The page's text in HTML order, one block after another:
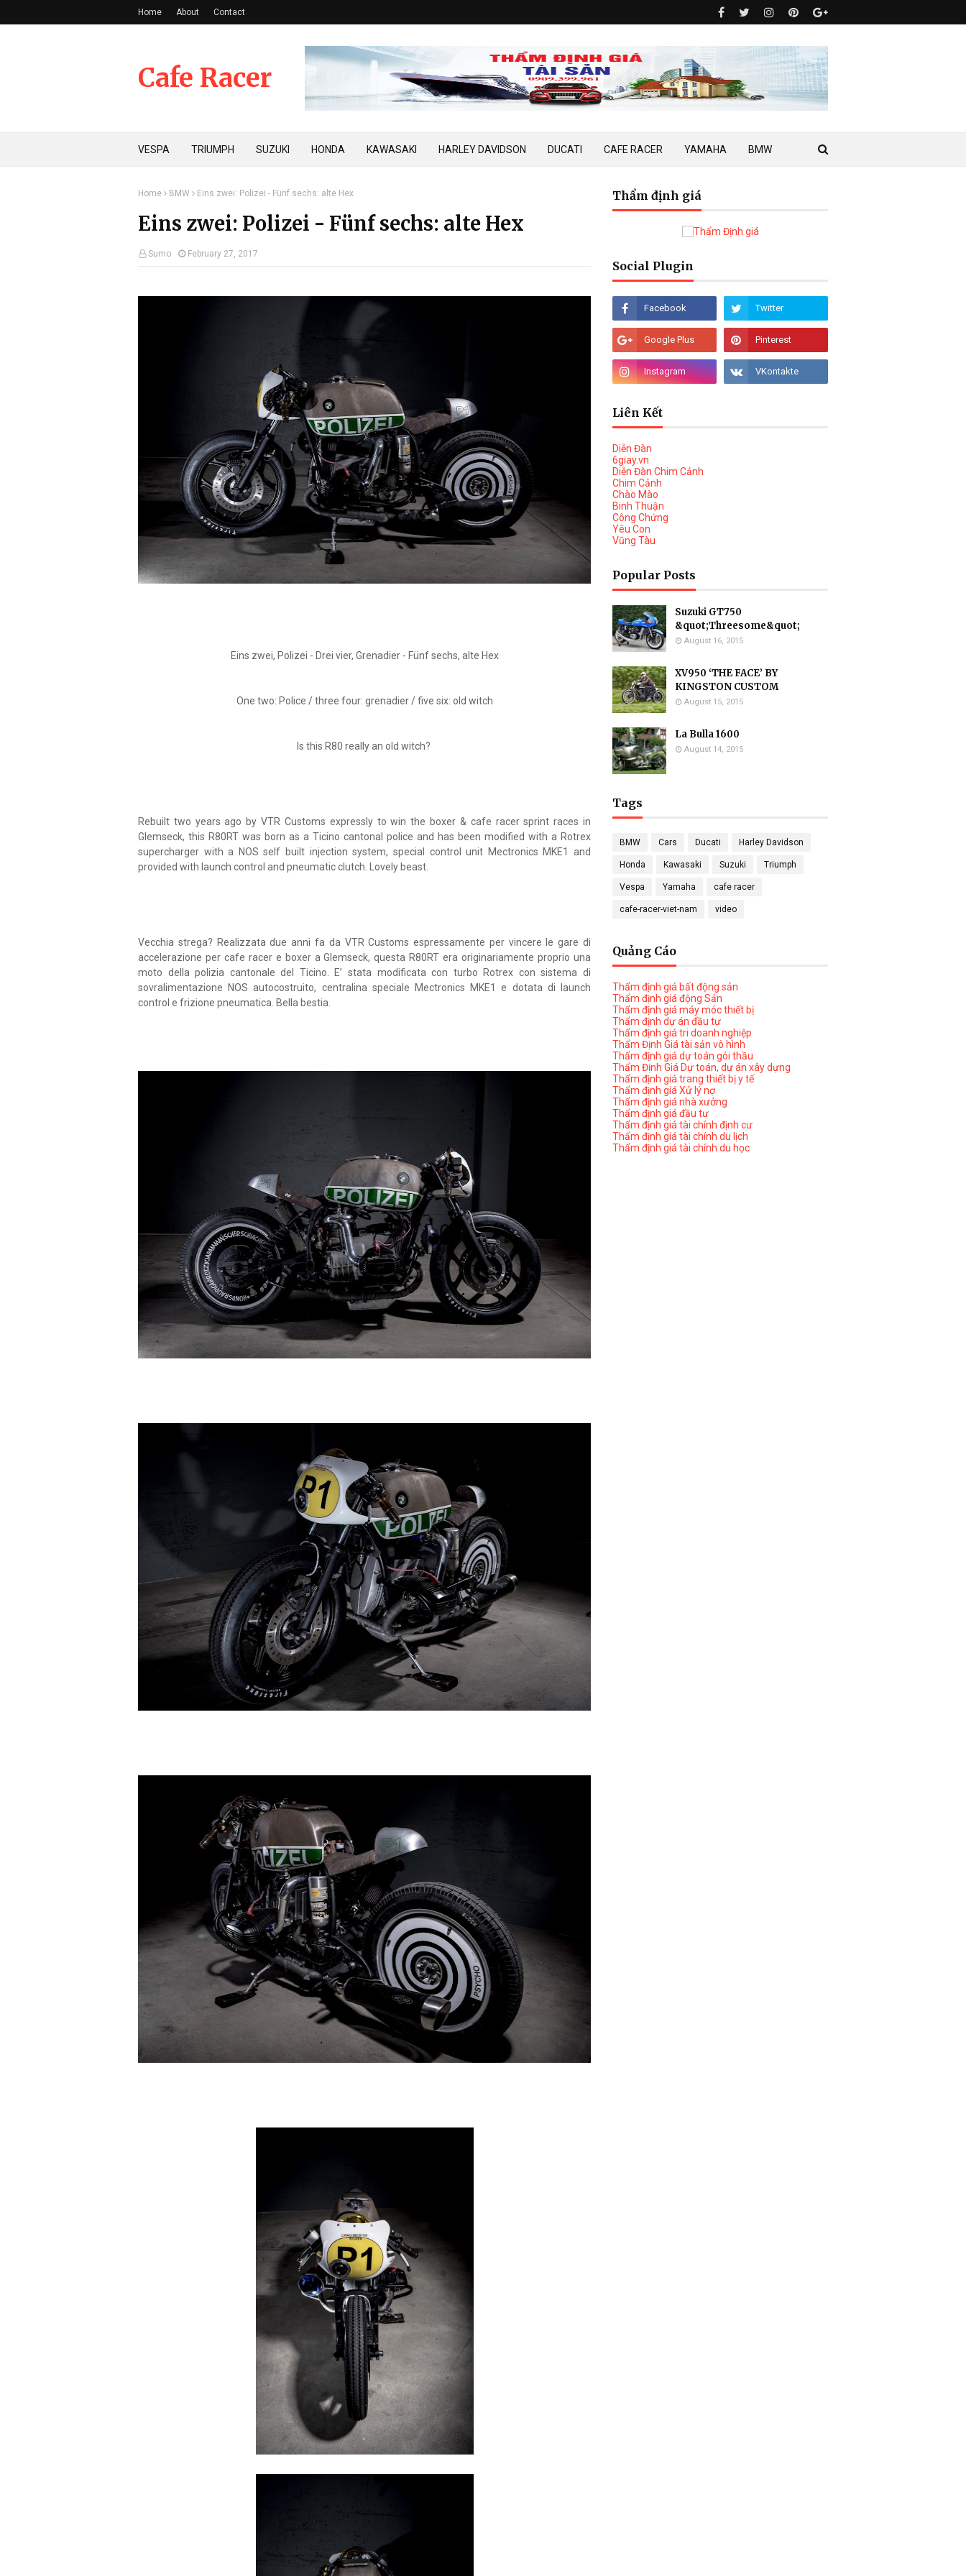
Home About Contact
Cafe Racer
VESPA TRIUMPH SUZUKI HONDA KAWASAKI HARLEY DAVIDSON DUCATI CAFE RACER YAMAHA BMW
Home BMW Eins zwei: Polizei - Fünf sechs: alte Hex
Eins zwei: Polizei - Fünf sechs: alte Hex
Sumo February 27, 2017
Eins zwei, Polizei - Drei vier, Grenadier - Fünf sechs, alte Hex
One two: Police / three four: grenadier / five six: old witch
Is this R80 really an old witch?
Rebuilt two years ago by VTR Customs expressly to win the boxer & cafe racer sprint races in
Glemseck, this R80RT was born as a Ticino cantonal police and has been modified with a Rotrex
supercharger with a NOS self built injection system, special control unit Mectronics MKE1 and
provided with launch control and pneumatic clutch. Lovely beast.
Vecchia strega? Realizzata due anni fa da VTR Customs espressamente per vincere le gare di
accelerazione per cafe racer e boxer a Glemseck, questa R80RT era originariamente proprio una
moto della polizia cantonale del Ticino. E’ stata modificata con turbo Rotrex con sistema di
sovralimentazione NOS autocostruito, centralina speciale Mectronics MKE1 e dotata di launch
control e frizione pneumatica. Bella bestia.
Thẩm định giá
Social Plugin
Liên Kết
Diễn Đàn
6giay.vn
Diễn Đàn Chim Cảnh
Chim Cảnh
Chào Mào
Binh Thuận
Công Chứng
Yêu Con
Vũng Tàu
Popular Posts
Suzuki GT750
&quot;Threesome&quot;
August 16, 2015
XV950 ‘THE FACE’ BY
KINGSTON CUSTOM
August 15, 2015
La Bulla 1600
August 14, 2015
Tags
BMW Cars Ducati Harley Davidson
Honda Kawasaki Suzuki Triumph
Vespa Yamaha cafe racer
cafe-racer-viet-nam video
Quảng Cáo
Thẩm định giá bất động sản
Thẩm định giá động Sản
Thẩm định giá máy móc thiết bị
Thẩm định dự án đầu tư
Thẩm định giá tri doanh nghiệp
Thẩm Định Giá tài sản vô hình
Thẩm định giá dự toán gói thầu
Thẩm Định Giá Dự toán, dự án xây dựng
Thẩm định giá trang thiết bị y tế
Thẩm định giá Xử lý nợ
Thẩm định giá nhà xưởng
Thẩm định giá đầu tư
Thẩm định giá tài chính định cư
Thẩm định giá tài chính du lịch
Thẩm định giá tài chính du học